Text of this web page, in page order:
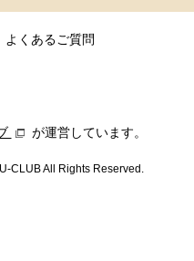
よくあるご質問
別のウィンドウで開きます。
が運営しています。
CLUB All Rights Reserved.